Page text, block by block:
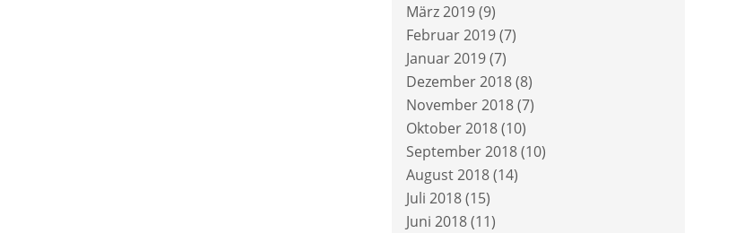
März 2019(9)
Februar 2019(7)
Januar 2019(7)
Dezember 2018(8)
November 2018(7)
Oktober 2018(10)
September 2018(10)
August 2018(14)
Juli 2018(15)
Juni 2018(11)